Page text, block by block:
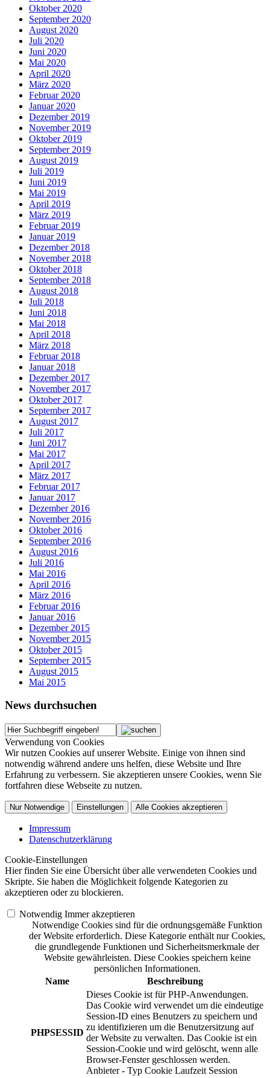
Oktober 2020
September 2020
August 2020
Juli 2020
Juni 2020
Mai 2020
April 2020
März 2020
Februar 2020
Januar 2020
Dezember 2019
November 2019
Oktober 2019
September 2019
August 2019
Juli 2019
Juni 2019
Mai 2019
April 2019
März 2019
Februar 2019
Januar 2019
Dezember 2018
November 2018
Oktober 2018
September 2018
August 2018
Juli 2018
Juni 2018
Mai 2018
April 2018
März 2018
Februar 2018
Januar 2018
Dezember 2017
November 2017
Oktober 2017
September 2017
August 2017
Juli 2017
Juni 2017
Mai 2017
April 2017
März 2017
Februar 2017
Januar 2017
Dezember 2016
November 2016
Oktober 2016
September 2016
August 2016
Juli 2016
Mai 2016
April 2016
März 2016
Februar 2016
Januar 2016
Dezember 2015
November 2015
Oktober 2015
September 2015
August 2015
Mai 2015
News durchsuchen
Verwendung von Cookies
Wir nutzen Cookies auf unserer Website. Einige von ihnen sind
notwendig während andere uns helfen, diese Website und Ihre
Erfahrung zu verbessern. Sie akzeptieren unsere Cookies, wenn Sie
fortfahren diese Webseite zu nutzen.
Nur Notwendige Einstellungen Alle Cookies akzeptieren
Impressum
Datenschutzerklärung
Cookie-Einstellungen
Hier finden Sie eine Übersicht über alle verwendeten Cookies und
Skripte. Sie haben die Möglichkeit folgende Kategorien zu
akzeptieren oder zu blockieren.
Notwendig Immer akzeptieren
Notwendige Cookies sind für die ordnungsgemäße Funktion
der Website erforderlich. Diese Kategorie enthält nur Cookies,
die grundlegende Funktionen und Sicherheitsmerkmale der
Website gewährleisten. Diese Cookies speichern keine
persönlichen Informationen.
Name
Beschreibung
PHPSESSID
Dieses Cookie ist für PHP-Anwendungen.
Das Cookie wird verwendet um die eindeutige
Session-ID eines Benutzers zu speichern und
zu identifizieren um die Benutzersitzung auf
der Website zu verwalten. Das Cookie ist ein
Session-Cookie und wird gelöscht, wenn alle
Browser-Fenster geschlossen werden.
Anbieter - Typ Cookie Laufzeit Session